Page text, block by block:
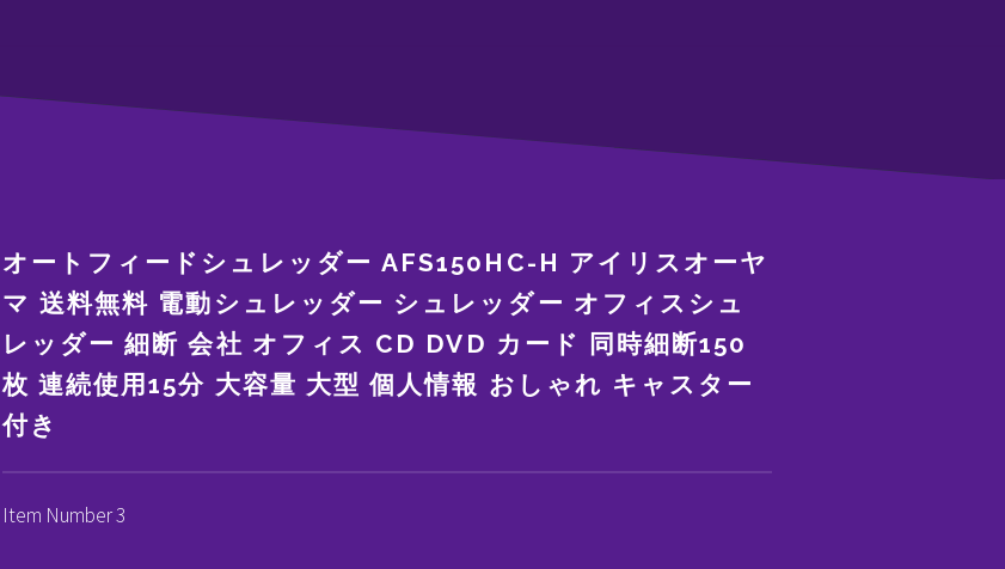
オートフィードシュレッダー AFS150HC-H アイリスオーヤ
マ 送料無料 電動シュレッダー シュレッダー オフィスシュ
レッダー 細断 会社 オフィス CD DVD カード 同時細断150
枚 連続使用15分 大容量 大型 個人情報 おしゃれ キャスター
付き
Item Number 3